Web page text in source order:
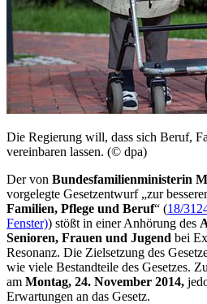
Die Regierung will, dass sich Beruf,
vereinbaren lassen. (© dpa)
Der von Bundesfamilienministerin
vorgelegte Gesetzentwurf „zur
Familien, Pflege und Beruf“ (18/
Fenster)) stößt in einer Anhörung des
Senioren, Frauen und Jugend bei
Resonanz. Die Zielsetzung des
wie viele Bestandteile des Gesetzes.
am Montag, 24. November 2014,
Erwartungen an das Gesetz.